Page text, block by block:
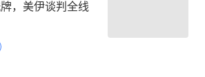
，美伊谈判全线